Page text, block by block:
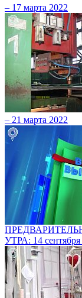
– 17 марта 2022
– 21 марта 2022
УТРА: 14